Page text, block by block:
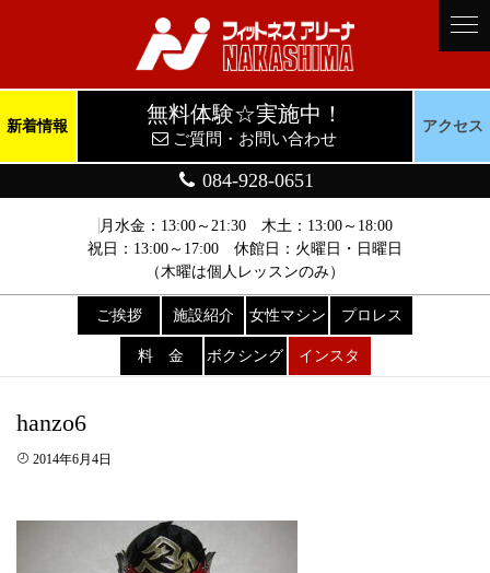
月水金：13:00～21:30 木土：13:00～18:00
祝日：13:00～17:00 休館日：火曜日・日曜日
（木曜は個人レッスンのみ）
084-928-0651
新着情報
無料体験☆実施中！
ご質問・お問い合わせ
アクセス
ご挨拶 施設紹介 女性マシン プロレス
料 金 ボクシング インスタ
hanzo6
2014年6月4日